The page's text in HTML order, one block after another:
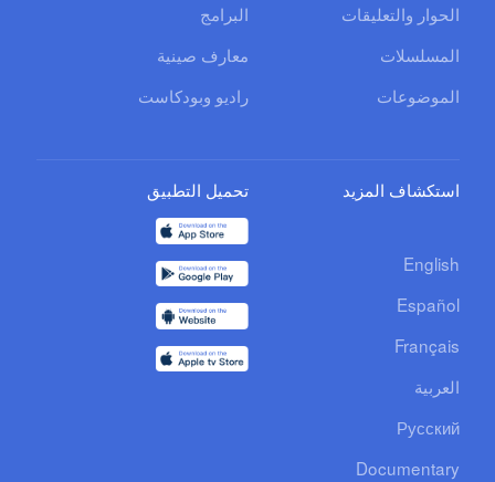
الحوار والتعليقات
البرامج
المسلسلات
معارف صينية
الموضوعات
راديو وبودكاست
استكشاف المزيد
English
Español
Français
العربية
Русский
Documentary
تحميل التطبيق